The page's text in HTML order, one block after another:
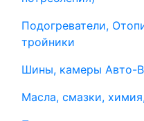
Подогреватели,
тройники
Шины, камеры Авто-
Масла, смазки,